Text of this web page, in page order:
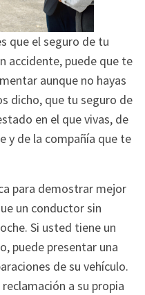
que el seguro de tu
accidente, puede que te
aunque no hayas
dicho, que tu seguro de
en el que vivas, de
y de la compañía que te
para demostrar mejor
un conductor sin
Si usted tiene un
puede presentar una
de su vehículo.
a su propia